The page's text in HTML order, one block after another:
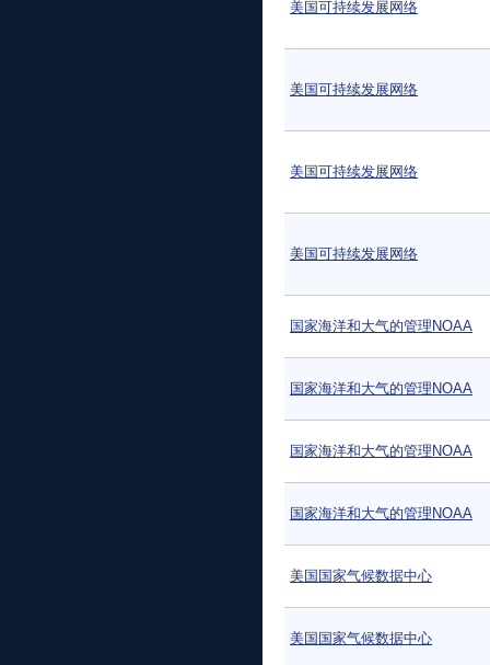
美国可持续发展网络
美国可持续发展网络
美国可持续发展网络
美国可持续发展网络
国家海洋和大气的管理NOAA
国家海洋和大气的管理NOAA
国家海洋和大气的管理NOAA
国家海洋和大气的管理NOAA
美国国家气候数据中心
美国国家气候数据中心